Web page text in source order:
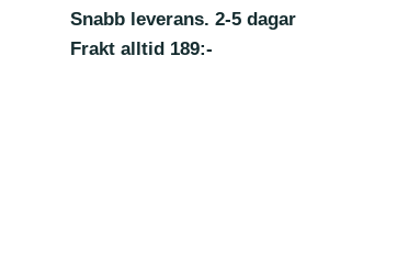
Snabb leverans. 2-5 dagar
Frakt alltid 189:-